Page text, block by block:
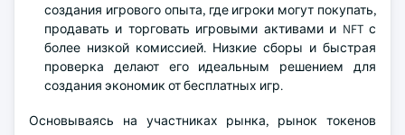
создания игрового опыта, где игроки могут покупать,
продавать и торговать игровыми активами и NFT с
более низкой комиссией. Низкие сборы и быстрая
проверка делают его идеальным решением для
создания экономик от бесплатных игр.
Основываясь на участниках рынка, рынок токенов